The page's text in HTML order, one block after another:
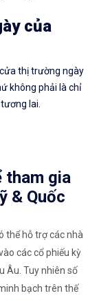
của
thị trường ngày
không phải là chỉ
lai.
tham gia
& Quốc
thể hỗ trợ các nhà
các cổ phiếu kỳ
Âu. Tuy nhiên số
bạch trên thế